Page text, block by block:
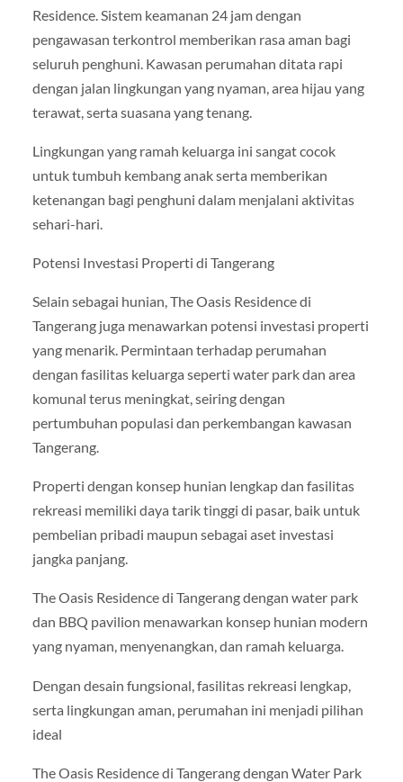
Residence. Sistem keamanan 24 jam dengan
pengawasan terkontrol memberikan rasa aman bagi
seluruh penghuni. Kawasan perumahan ditata rapi
dengan jalan lingkungan yang nyaman, area hijau yang
terawat, serta suasana yang tenang.
Lingkungan yang ramah keluarga ini sangat cocok
untuk tumbuh kembang anak serta memberikan
ketenangan bagi penghuni dalam menjalani aktivitas
sehari-hari.
Potensi Investasi Properti di Tangerang
Selain sebagai hunian, The Oasis Residence di
Tangerang juga menawarkan potensi investasi properti
yang menarik. Permintaan terhadap perumahan
dengan fasilitas keluarga seperti water park dan area
komunal terus meningkat, seiring dengan
pertumbuhan populasi dan perkembangan kawasan
Tangerang.
Properti dengan konsep hunian lengkap dan fasilitas
rekreasi memiliki daya tarik tinggi di pasar, baik untuk
pembelian pribadi maupun sebagai aset investasi
jangka panjang.
The Oasis Residence di Tangerang dengan water park
dan BBQ pavilion menawarkan konsep hunian modern
yang nyaman, menyenangkan, dan ramah keluarga.
Dengan desain fungsional, fasilitas rekreasi lengkap,
serta lingkungan aman, perumahan ini menjadi pilihan
ideal
The Oasis Residence di Tangerang dengan Water Park